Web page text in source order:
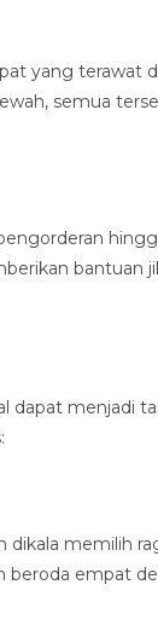
yang terawat
semua
bantuan
dapat menjadi
memilih
empat